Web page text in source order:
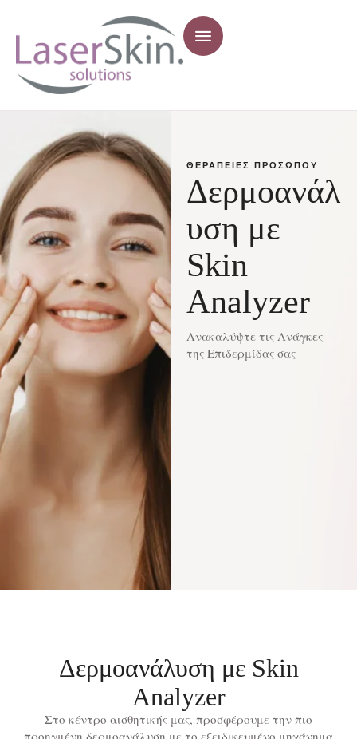
ΘΕΡΑΠΕΊΕΣ ΠΡΟΣΏΠΟΥ
Δερμοανάλ
υση με
Skin
Analyzer
Ανακαλύψτε τις Ανάγκες
της Επιδερμίδας σας
Δερμοανάλυση με Skin
Analyzer
Στο κέντρο αισθητικής μας, προσφέρουμε την πιο